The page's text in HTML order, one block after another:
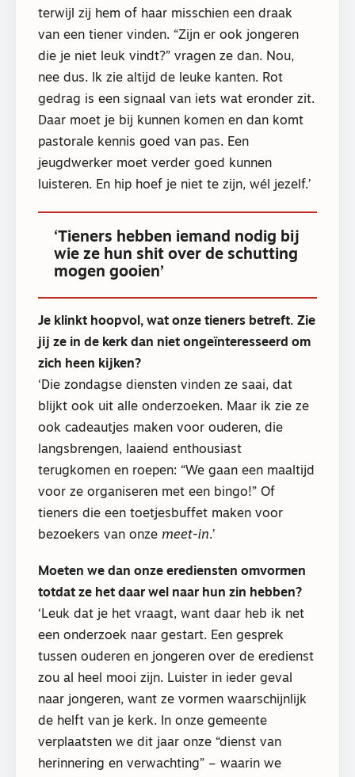
terwijl zij hem of haar misschien een draak
van een tiener vinden. “Zijn er ook jongeren
die je niet leuk vindt?” vragen ze dan. Nou,
nee dus. Ik zie altijd de leuke kanten. Rot
gedrag is een signaal van iets wat eronder zit.
Daar moet je bij kunnen komen en dan komt
pastorale kennis goed van pas. Een
jeugdwerker moet verder goed kunnen
luisteren. En hip hoef je niet te zijn, wél jezelf.’
‘Tieners hebben iemand nodig bij
wie ze hun shit over de schutting
mogen gooien’
Je klinkt hoopvol, wat onze tieners betreft. Zie
jij ze in de kerk dan niet ongeïnteresseerd om
zich heen kijken?
‘Die zondagse diensten vinden ze saai, dat
blijkt ook uit alle onderzoeken. Maar ik zie ze
ook cadeautjes maken voor ouderen, die
langsbrengen, laaiend enthousiast
terugkomen en roepen: “We gaan een maaltijd
voor ze organiseren met een bingo!” Of
tieners die een toetjesbuffet maken voor
bezoekers van onze meet-in.’
Moeten we dan onze erediensten omvormen
totdat ze het daar wel naar hun zin hebben?
‘Leuk dat je het vraagt, want daar heb ik net
een onderzoek naar gestart. Een gesprek
tussen ouderen en jongeren over de eredienst
zou al heel mooi zijn. Luister in ieder geval
naar jongeren, want ze vormen waarschijnlijk
de helft van je kerk. In onze gemeente
verplaatsten we dit jaar onze “dienst van
herinnering en verwachting” – waarin we